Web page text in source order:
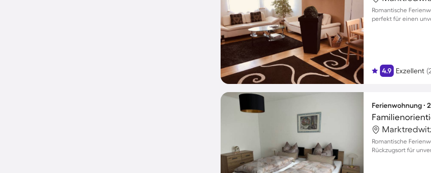
Romantische
perfekt für einen
4.9 Exzellent
Ferienwohnung ∙
Romantische
Rückzugsort für